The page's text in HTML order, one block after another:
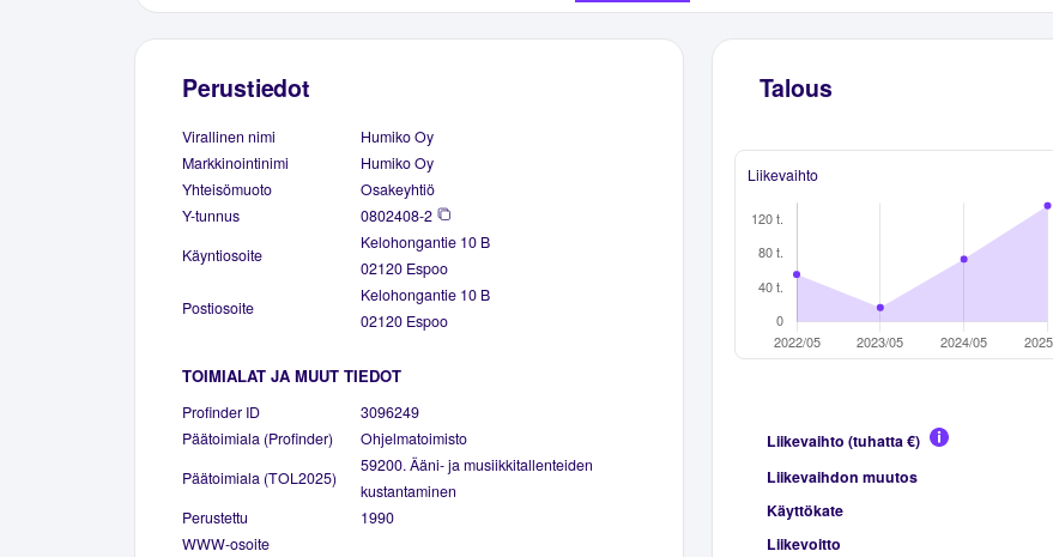
Perustiedot
Virallinen nimi
Humiko Oy
Markkinointinimi
Humiko Oy
Yhteisömuoto
Osakeyhtiö
Y-tunnus
0802408-2
Käyntiosoite
Kelohongantie 10 B
02120 Espoo
Postiosoite
Kelohongantie 10 B
02120 Espoo
TOIMIALAT JA MUUT TIEDOT
Profinder ID
3096249
Päätoimiala (Profinder)
Ohjelmatoimisto
Päätoimiala (TOL2025)
59200. Ääni- ja musiikkitallenteiden
kustantaminen
Perustettu
1990
WWW-osoite
Talous
Liikevaihto
Liikevaihto (tuhatta €)
Liikevaihdon muutos
Käyttökate
Liikevoitto